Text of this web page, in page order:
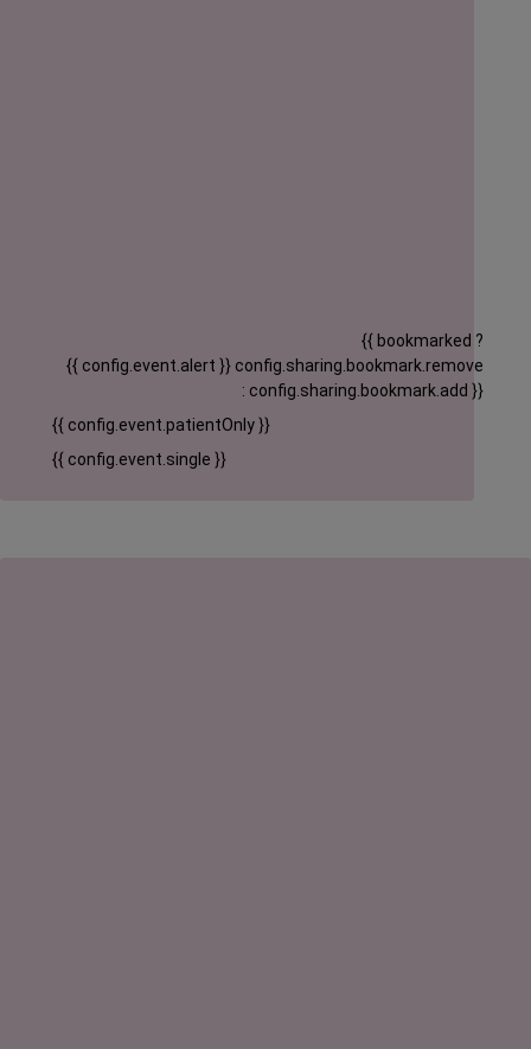
{{ config.event.alert }}
{{ bookmarked ?
config.sharing.bookmark.remove
: config.sharing.bookmark.add }}
{{ config.event.patientOnly }}
{{ config.event.single }}